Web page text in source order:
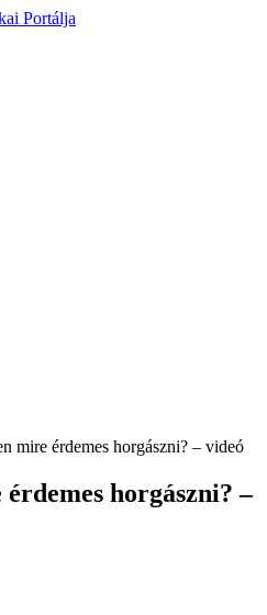
mire érdemes horgászni? – videó
horgászni? –